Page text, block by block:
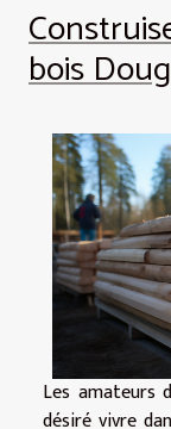
bois
Les amateurs
désiré vivre